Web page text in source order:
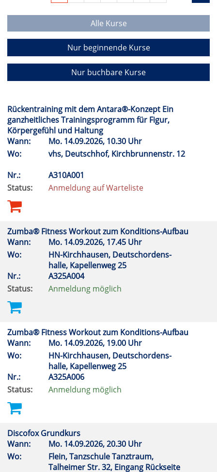
Alle Kurse
Nur beginnende Kurse
Nur buchbare Kurse
Rückentraining mit dem Antara®-Konzept Ein
ganzheitliches Trainingsprogramm für Figur,
Körpergefühl und Haltung
Wann:
Mo. 14.09.2026, 10.30 Uhr
Wo:
vhs, Deutschhof, Kirchbrunnenstr. 12
Nr.:
A310A001
Status:
Anmeldung auf Warteliste
Zumba® Fitness Workout zum Konditions-Aufbau
Wann:
Mo. 14.09.2026, 17.45 Uhr
Wo:
HN-Kirchhausen, Deutschordens-
halle, Kapellenweg 25
Nr.:
A325A004
Status:
Anmeldung möglich
Zumba® Fitness Workout zum Konditions-Aufbau
Wann:
Mo. 14.09.2026, 19.00 Uhr
Wo:
HN-Kirchhausen, Deutschordens-
halle, Kapellenweg 25
Nr.:
A325A006
Status:
Anmeldung möglich
Discofox Grundkurs
Wann:
Mo. 14.09.2026, 20.30 Uhr
Wo:
Flein, Tanzschule Tanztraum,
Talheimer Str. 32, Eingang Rückseite